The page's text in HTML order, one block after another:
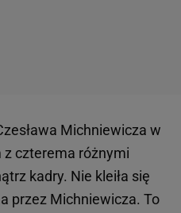
Michniewicza w
z czterema różnymi
kadry. Nie kleiła się
przez Michniewicza. To